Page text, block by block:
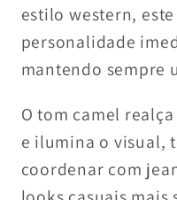
estilo western,
personalidade
mantendo sempre
O tom camel
e ilumina o visual,
coordenar com